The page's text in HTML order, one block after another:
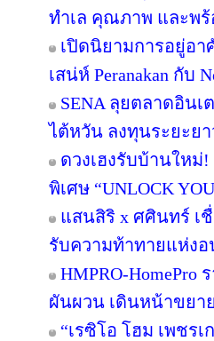
ทำเล คุณภาพ และพ
เปิดนิยามการอยู่อา
เสน่ห์ Peranakan กับ
SENA ลุยตลาดอิน
ไต้หวัน ลงทุนระยะยา
ดวงเฮงรับบ้านใหม่
พิเศษ “UNLOCK
แสนสิริ x ศศินทร์ เ
รับความท้าทายแห่ง
HMPRO-HomePro
ผันผวน เดินหน้าขยาย
“เรซิโอ โฮม เพชร